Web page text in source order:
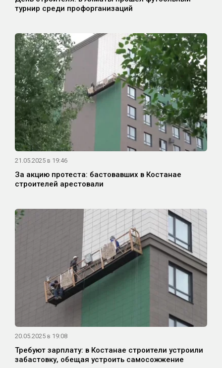
турнир среди профорганизаций
21.05.2025 в 19:46
За акцию протеста: бастовавших в Костанае
строителей арестовали
20.05.2025 в 19:08
Требуют зарплату: в Костанае строители устроили
забастовку, обещая устроить самосожжение